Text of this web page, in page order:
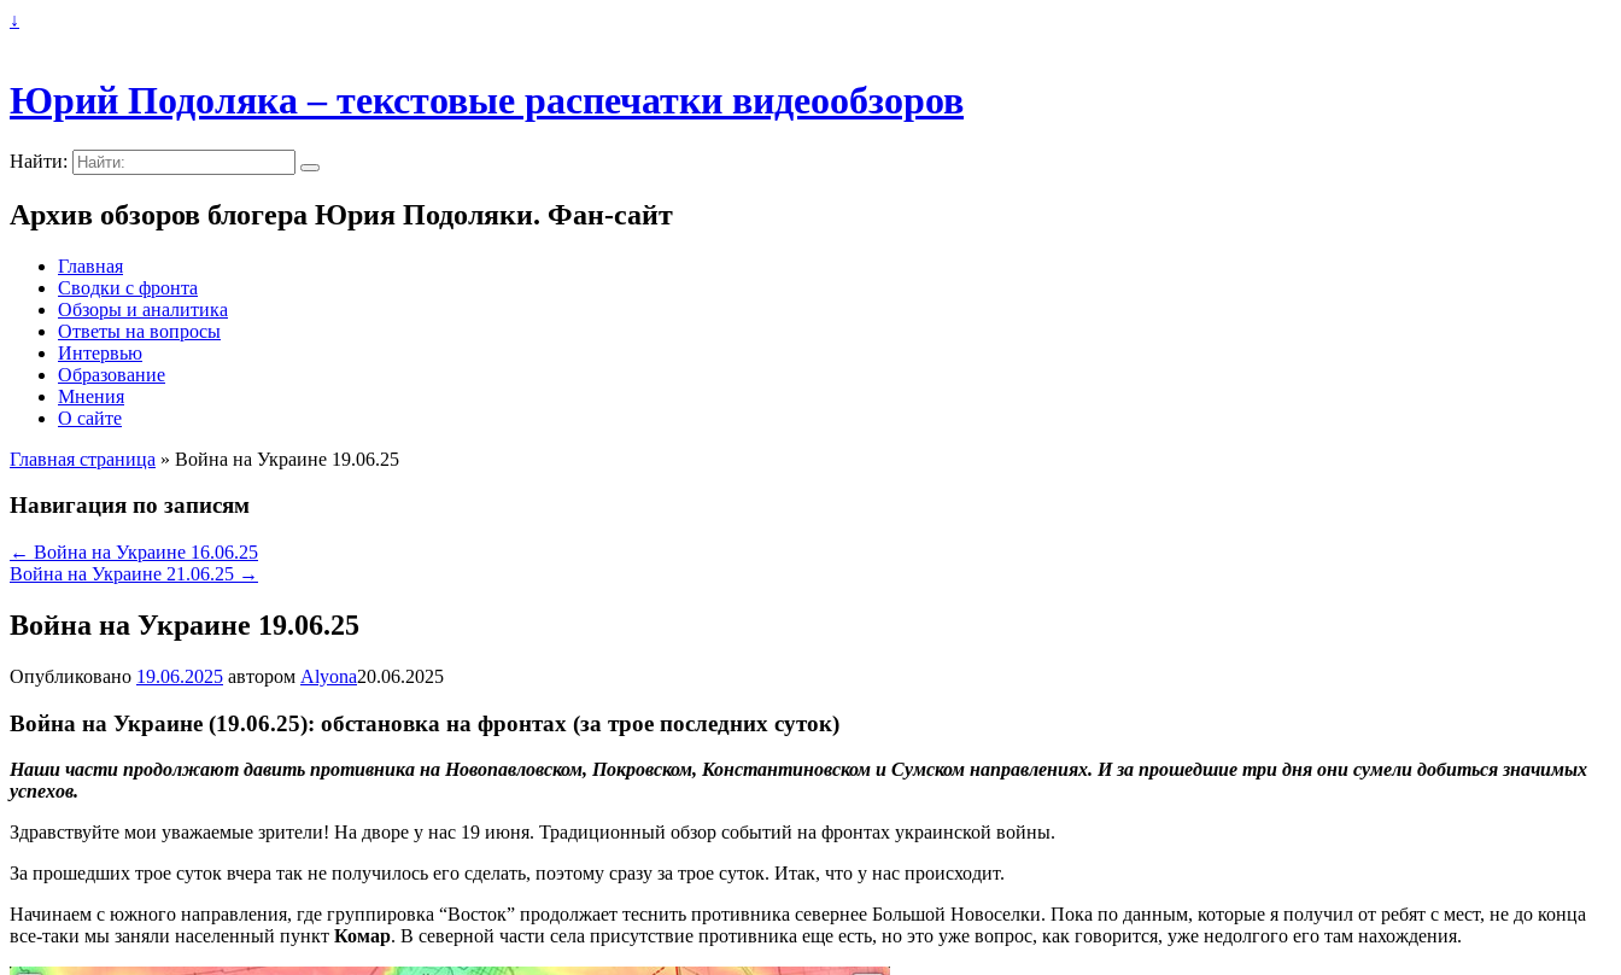
↓
Юрий Подоляка – текстовые распечатки видеообзоров
Найти:
Архив обзоров блогера Юрия Подоляки. Фан-сайт
Главная
Сводки с фронта
Обзоры и аналитика
Ответы на вопросы
Интервью
Образование
Мнения
О сайте
Главная страница » Война на Украине 19.06.25
Навигация по записям
← Война на Украине 16.06.25
Война на Украине 21.06.25 →
Война на Украине 19.06.25
Опубликовано 19.06.2025 автором Alyona20.06.2025
Война на Украине (19.06.25): обстановка на фронтах (за трое последних суток)
Наши части продолжают давить противника на Новопавловском, Покровском, Константиновском и Сумском направлениях. И за прошедшие три дня они сумели добиться значимых
успехов.
Здравствуйте мои уважаемые зрители! На дворе у нас 19 июня. Традиционный обзор событий на фронтах украинской войны.
За прошедших трое суток вчера так не получилось его сделать, поэтому сразу за трое суток. Итак, что у нас происходит.
Начинаем с южного направления, где группировка “Восток” продолжает теснить противника севернее Большой Новоселки. Пока по данным, которые я получил от ребят с мест, не до конца
все-таки мы заняли населенный пункт Комар. В северной части села присутствие противника еще есть, но это уже вопрос, как говорится, уже недолгого его там нахождения.